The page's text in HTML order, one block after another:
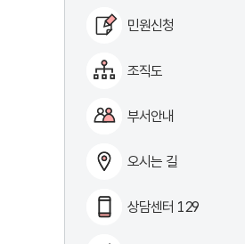
민원신청
조직도
부서안내
오시는 길
상담센터 129